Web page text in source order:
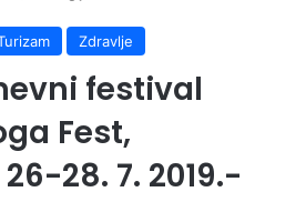
Zdravlje
festival
Fest,
28. 7. 2019.-